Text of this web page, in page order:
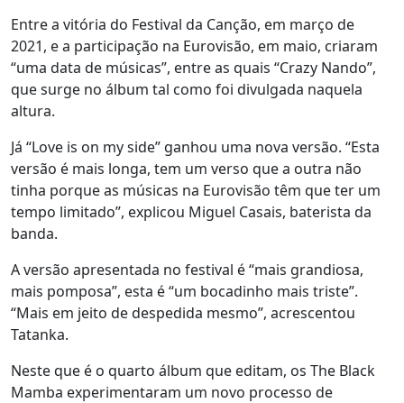
Entre a vitória do Festival da Canção, em março de
2021, e a participação na Eurovisão, em maio, criaram
“uma data de músicas”, entre as quais “Crazy Nando”,
que surge no álbum tal como foi divulgada naquela
altura.
Já “Love is on my side” ganhou uma nova versão. “Esta
versão é mais longa, tem um verso que a outra não
tinha porque as músicas na Eurovisão têm que ter um
tempo limitado”, explicou Miguel Casais, baterista da
banda.
A versão apresentada no festival é “mais grandiosa,
mais pomposa”, esta é “um bocadinho mais triste”.
“Mais em jeito de despedida mesmo”, acrescentou
Tatanka.
Neste que é o quarto álbum que editam, os The Black
Mamba experimentaram um novo processo de